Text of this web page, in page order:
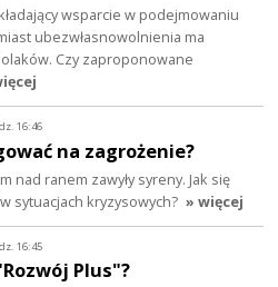
wsparcie w podejmowaniu
ubezwłasnowolnienia ma
Czy zaproponowane
16:46
na zagrożenie?
nad ranem zawyły syreny. Jak się
sytuacjach kryzysowych? » więcej
16:45
Plus"?